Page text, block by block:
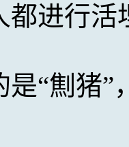
都进行活
是“劁猪